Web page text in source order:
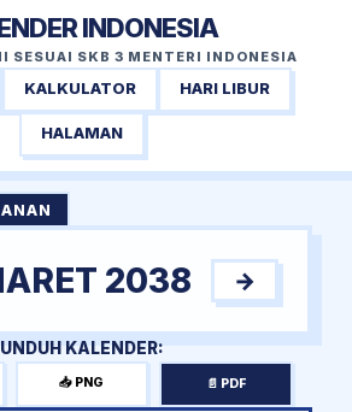
INDONESIA
SESUAI SKB 3 MENTERI INDONESIA
KALKULATOR HARI LIBUR
HALAMAN
2038 →
UNDUH KALENDER:
📥 PNG 📄 PDF